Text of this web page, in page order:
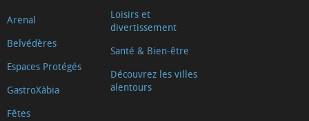
la
Caletes
Mirador
de
Arenal
Belvédères
Espaces Protégés
GastroXàbia
Fêtes
Loisirs et
divertissement
Santé & Bien-être
Découvrez les villes
alentours